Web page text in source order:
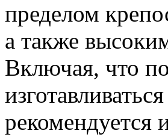
пределом
а также
Включая, что
рекомендуется